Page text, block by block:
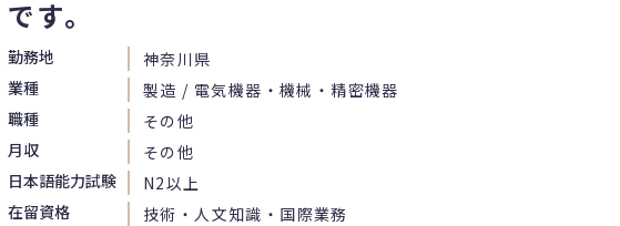
です。
勤務地
神奈川県
業種
製造 / 電気機器・機械・精密機器
職種
その他
月収
その他
日本語能力試験
N2以上
在留資格
技術・人文知識・国際業務